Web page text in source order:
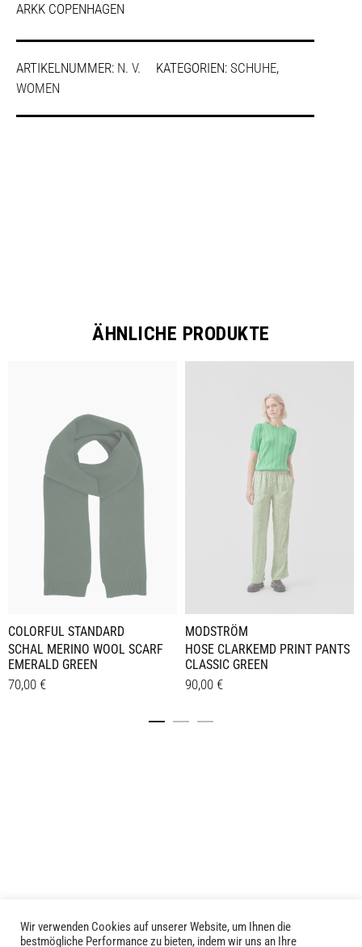
ARKK COPENHAGEN
ARTIKELNUMMER: N. V. KATEGORIEN: SCHUHE,
WOMEN
ÄHNLICHE PRODUKTE
COLORFUL STANDARD
SCHAL MERINO WOOL SCARF
EMERALD GREEN
70,00 €
MODSTRÖM
HOSE CLARKEMD PRINT PANTS
CLASSIC GREEN
90,00 €
Produktseite
gewählt
LIVID © 2024
Wir verwenden Cookies auf unserer Website, um Ihnen die
bestmögliche Performance zu bieten, indem wir uns an Ihre